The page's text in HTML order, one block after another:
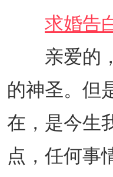
求婚告
亲爱的，
的神圣。但
在，是今生
点，任何事